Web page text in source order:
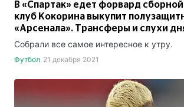
В «Спартак» едет форвард
клуб Кокорина выкупит
«Арсенала». Трансферы и слухи
Собрали все самое интересное к утру.
Футбол 21 декабря 2021